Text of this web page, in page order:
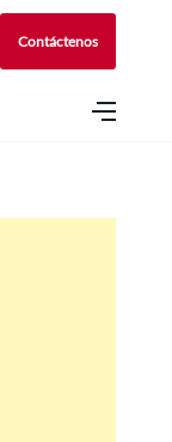
Contáctenos